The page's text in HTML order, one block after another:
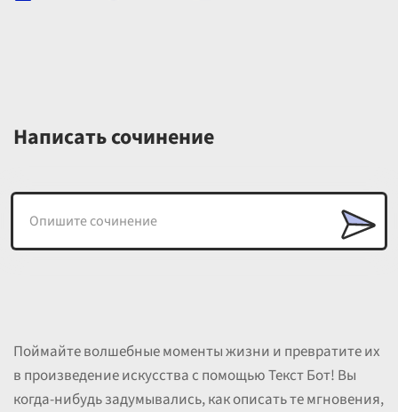
Написать сочинение
Поймайте волшебные моменты жизни и превратите их
в произведение искусства с помощью Текст Бот! Вы
когда-нибудь задумывались, как описать те мгновения,